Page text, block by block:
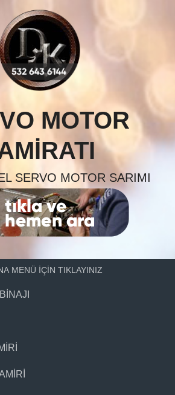
MOTOR
SERVO MOTOR SARIMI
MENÜ İÇİN TIKLAYINIZ